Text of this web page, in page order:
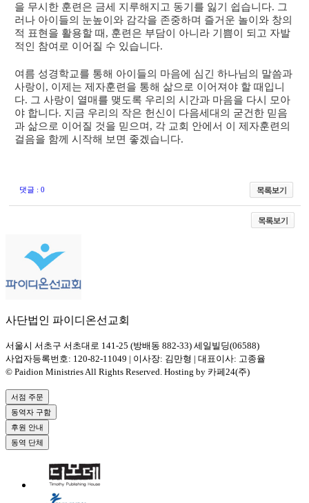
을 무시한 훈련은 금세 지루해지고 동기를 잃기 쉽습니다. 그
러나 아이들의 눈높이와 감각을 존중하며 즐거운 놀이와 창의
적 표현을 활용할 때, 훈련은 부담이 아니라 기쁨이 되고 자발
적인 참여로 이어질 수 있습니다.
여름 성경학교를 통해 아이들의 마음에 심긴 하나님의 말씀과
사랑이, 이제는 제자훈련을 통해 삶으로 이어져야 할 때입니
다. 그 사랑이 열매를 맺도록 우리의 시간과 마음을 다시 모아
야 합니다. 지금 우리의 작은 헌신이 다음세대의 굳건한 믿음
과 삶으로 이어질 것을 믿으며, 각 교회 안에서 이 제자훈련의
걸음을 함께 시작해 보면 좋겠습니다.
댓글 : 0
사단법인 파이디온선교회
서울시 서초구 서초대로 141-25 (방배동 882-33) 세일빌딩(06588)
사업자등록번호: 120-82-11049 | 이사장: 김만형 | 대표이사: 고종율
© Paidion Ministries All Rights Reserved. Hosting by 카페24(주)
서점 주문
동역자 구함
후원 안내
동역 단체